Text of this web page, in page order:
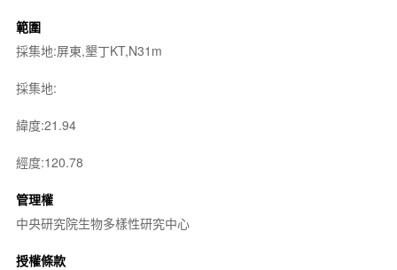
範圍
採集地:屏東,墾丁KT,N31m
採集地:
緯度:21.94
經度:120.78
管理權
中央研究院生物多樣性研究中心
授權條款